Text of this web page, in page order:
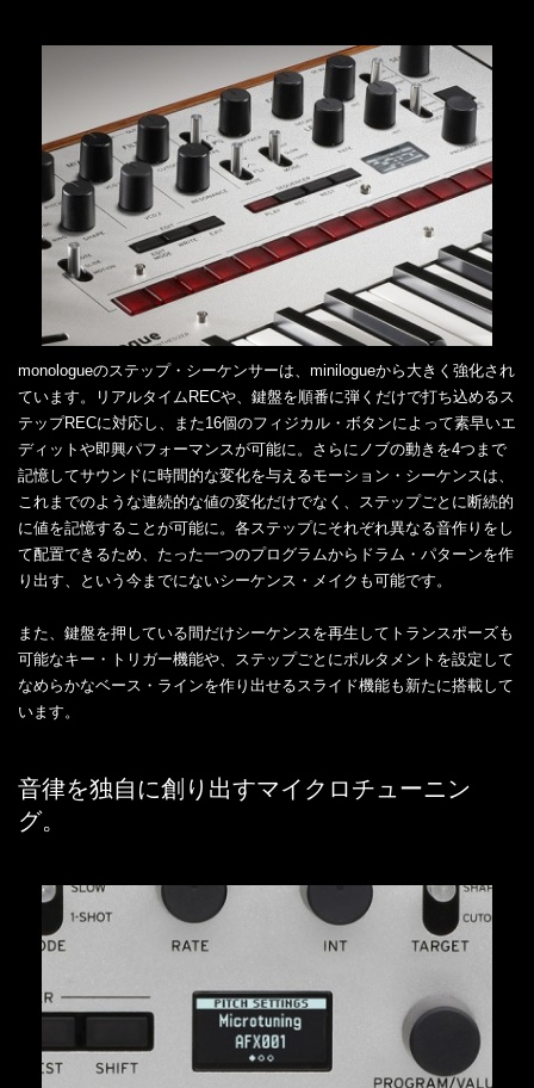
monologueのステップ・シーケンサーは、minilogueから大きく強化され
ています。リアルタイムRECや、鍵盤を順番に弾くだけで打ち込めるス
テップRECに対応し、また16個のフィジカル・ボタンによって素早いエ
ディットや即興パフォーマンスが可能に。さらにノブの動きを4つまで
記憶してサウンドに時間的な変化を与えるモーション・シーケンスは、
これまでのような連続的な値の変化だけでなく、ステップごとに断続的
に値を記憶することが可能に。各ステップにそれぞれ異なる音作りをし
て配置できるため、たった一つのプログラムからドラム・パターンを作
り出す、という今までにないシーケンス・メイクも可能です。
また、鍵盤を押している間だけシーケンスを再生してトランスポーズも
可能なキー・トリガー機能や、ステップごとにポルタメントを設定して
なめらかなベース・ラインを作り出せるスライド機能も新たに搭載して
います。
音律を独自に創り出すマイクロチューニン
グ。